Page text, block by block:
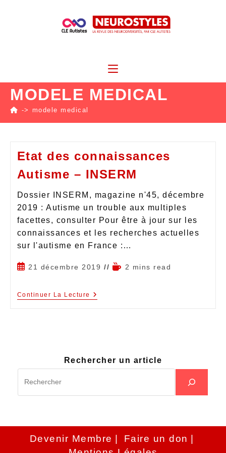
MODELE MEDICAL
-> modele medical
Etat des connaissances
Autisme – INSERM
Dossier INSERM, magazine n'45, décembre
2019 : Autisme un trouble aux multiples
facettes, consulter Pour être à jour sur les
connaissances et les recherches actuelles
sur l'autisme en France :…
21 décembre 2019 2 mins read
Continuer La Lecture
Rechercher un article
Devenir Membre
Faire un don